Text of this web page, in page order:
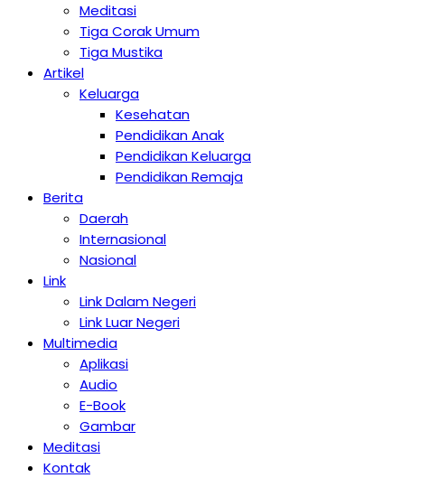
Meditasi
Tiga Corak Umum
Tiga Mustika
Artikel
Keluarga
Kesehatan
Pendidikan Anak
Pendidikan Keluarga
Pendidikan Remaja
Berita
Daerah
Internasional
Nasional
Link
Link Dalam Negeri
Link Luar Negeri
Multimedia
Aplikasi
Audio
E-Book
Gambar
Meditasi
Kontak